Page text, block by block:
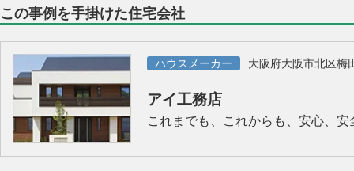
この事例を手掛けた住宅会社
ハウスメーカー 大阪府大阪市北区梅
アイ工務店
これまでも、これからも、安心、安